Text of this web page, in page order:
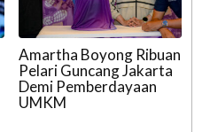
Amartha Boyong Ribuan
Pelari Guncang Jakarta
Demi Pemberdayaan
UMKM